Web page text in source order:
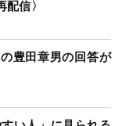
信〉
豊田章男の回答が